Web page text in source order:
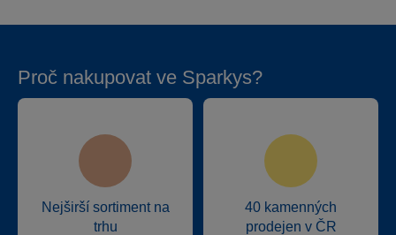
Proč nakupovat ve Sparkys?
Nejširší sortiment na
trhu
40 kamenných
prodejen v ČR